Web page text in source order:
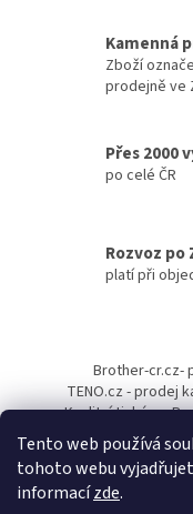
Tento web používá
tohoto webu
informacízde.
Kamenná
Zboží
prodejně ve
Přes 2000
po celé ČR
Rozvoz po
platí při
a
Brother-cr.cz-
TENO.cz - prodej
Kvalitní tiskárny